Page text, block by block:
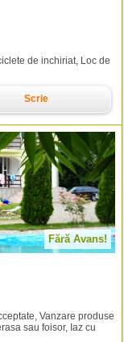
de inchiriat, Loc de
Scrie
Fără Avans!
Vanzare produse
sau foisor, Iaz cu